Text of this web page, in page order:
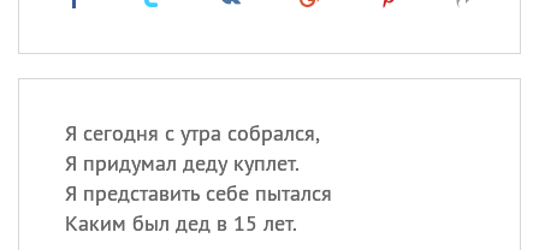
Я сегодня с утра собрался,
Я придумал деду куплет.
Я представить себе пытался
Каким был дед в 15 лет.